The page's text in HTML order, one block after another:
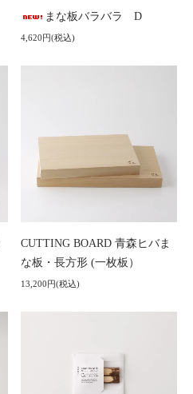
まな板バラバラ D
4,620円(税込)
CUTTING BOARD 青森ヒバま
な板・長方形 (一枚板）
13,200円(税込)